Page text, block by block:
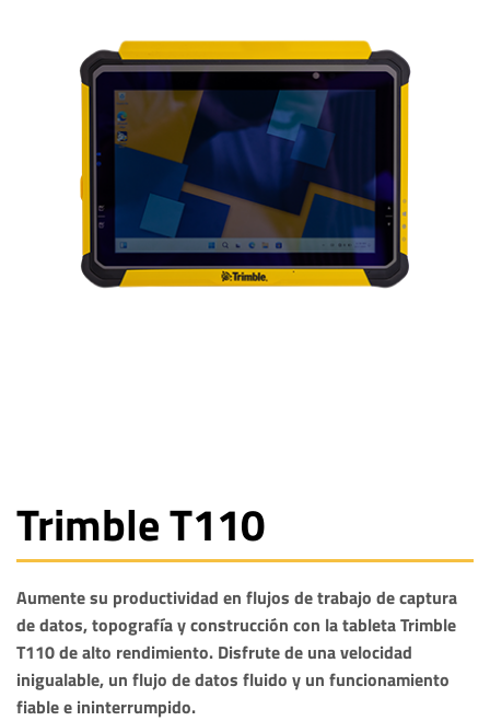
Trimble T110
Aumente su productividad en flujos de trabajo de captura
de datos, topografía y construcción con la tableta Trimble
T110 de alto rendimiento. Disfrute de una velocidad
inigualable, un flujo de datos fluido y un funcionamiento
fiable e ininterrumpido.